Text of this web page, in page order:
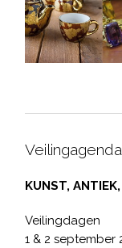
Veilingagenda
KUNST,
Veilingdagen
1 & 2 september